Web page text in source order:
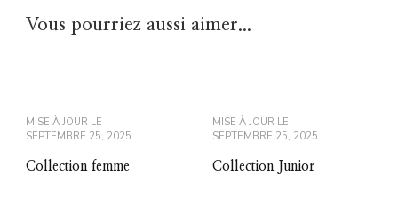
Vous pourriez aussi aimer...
MISE À JOUR LE
SEPTEMBRE 25, 2025
Collection femme
MISE À JOUR LE
SEPTEMBRE 25, 2025
Collection Junior